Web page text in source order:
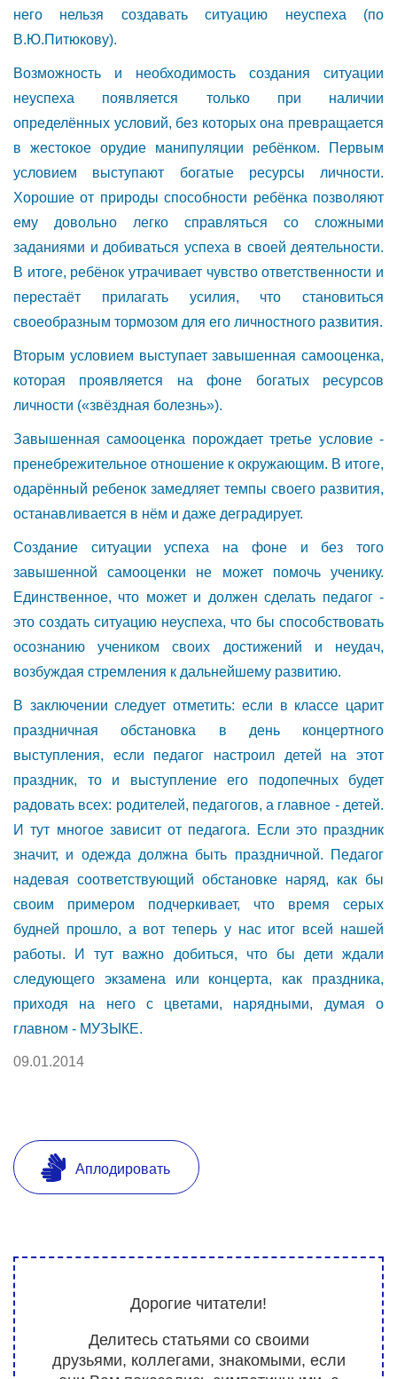
него нельзя создавать ситуацию неуспеха (по
В.Ю.Питюкову).
Возможность и необходимость создания ситуации
неуспеха появляется только при наличии
определённых условий, без которых она превращается
в жестокое орудие манипуляции ребёнком. Первым
условием выступают богатые ресурсы личности.
Хорошие от природы способности ребёнка позволяют
ему довольно легко справляться со сложными
заданиями и добиваться успеха в своей деятельности.
В итоге, ребёнок утрачивает чувство ответственности и
перестаёт прилагать усилия, что становиться
своеобразным тормозом для его личностного развития.
Вторым условием выступает завышенная самооценка,
которая проявляется на фоне богатых ресурсов
личности («звёздная болезнь»).
Завышенная самооценка порождает третье условие -
пренебрежительное отношение к окружающим. В итоге,
одарённый ребенок замедляет темпы своего развития,
останавливается в нём и даже деградирует.
Создание ситуации успеха на фоне и без того
завышенной самооценки не может помочь ученику.
Единственное, что может и должен сделать педагог -
это создать ситуацию неуспеха, что бы способствовать
осознанию учеником своих достижений и неудач,
возбуждая стремления к дальнейшему развитию.
В заключении следует отметить: если в классе царит
праздничная обстановка в день концертного
выступления, если педагог настроил детей на этот
праздник, то и выступление его подопечных будет
радовать всех: родителей, педагогов, а главное - детей.
И тут многое зависит от педагога. Если это праздник
значит, и одежда должна быть праздничной. Педагог
надевая соответствующий обстановке наряд, как бы
своим примером подчеркивает, что время серых
будней прошло, а вот теперь у нас итог всей нашей
работы. И тут важно добиться, что бы дети ждали
следующего экзамена или концерта, как праздника,
приходя на него с цветами, нарядными, думая о
главном - МУЗЫКЕ.
09.01.2014
Аплодировать
Дорогие читатели!
Делитесь статьями со своими
друзьями, коллегами, знакомыми, если